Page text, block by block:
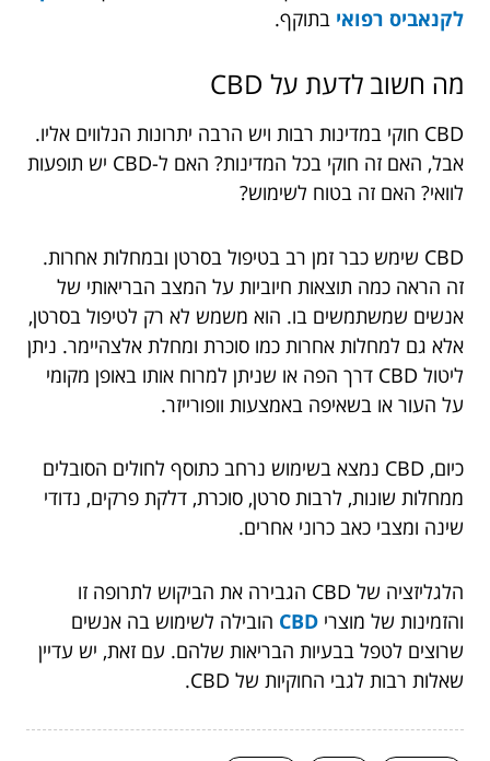
לקנאביס רפואי בתוקף.
מה חשוב לדעת על CBD
CBD חוקי במדינות רבות ויש הרבה יתרונות הנלווים אליו.
אבל, האם זה חוקי בכל המדינות? האם ל-CBD יש תופעות
לוואי? האם זה בטוח לשימוש?
CBD שימש כבר זמן רב בטיפול בסרטן ובמחלות אחרות.
זה הראה כמה תוצאות חיוביות על המצב הבריאותי של
אנשים שמשתמשים בו. הוא משמש לא רק לטיפול בסרטן,
אלא גם למחלות אחרות כמו סוכרת ומחלת אלצהיימר. ניתן
ליטול CBD דרך הפה או שניתן למרוח אותו באופן מקומי
על העור או בשאיפה באמצעות וופורייזר.
כיום, CBD נמצא בשימוש נרחב כתוסף לחולים הסובלים
ממחלות שונות, לרבות סרטן, סוכרת, דלקת פרקים, נדודי
שינה ומצבי כאב כרוני אחרים.
הלגליזציה של CBD הגבירה את הביקוש לתרופה זו
והזמינות של מוצרי CBD הובילה לשימוש בה אנשים
שרוצים לטפל בבעיות הבריאות שלהם. עם זאת, יש עדיין
שאלות רבות לגבי החוקיות של CBD.